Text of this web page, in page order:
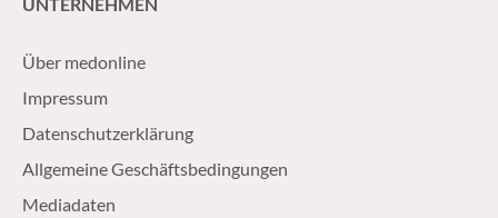
Über medonline
Impressum
Datenschutzerklärung
Allgemeine Geschäftsbedingungen
Mediadaten